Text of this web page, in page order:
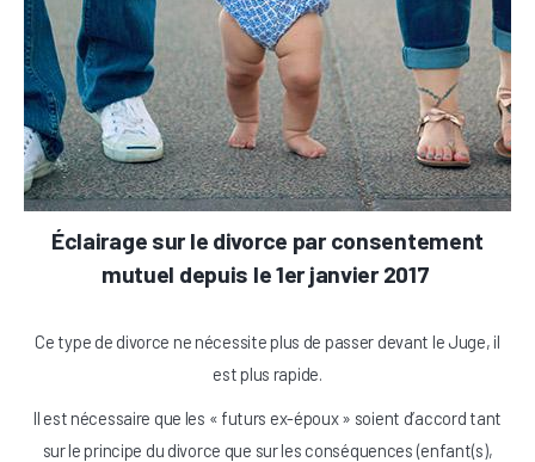
Éclairage sur le divorce par consentement
mutuel depuis le 1er janvier 2017
Ce type de divorce ne nécessite plus de passer devant le Juge, il
est plus rapide.
Il est nécessaire que les « futurs ex-époux » soient d’accord tant
sur le principe du divorce que sur les conséquences (enfant(s),